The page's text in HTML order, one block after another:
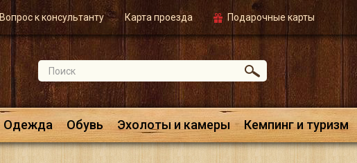
Вопрос к консультанту Карта проезда Подарочные карты
Одежда Обувь Эхолоты и камеры Кемпинг и туризм